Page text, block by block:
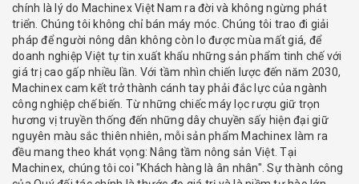
chính là lý do Machinex Việt Nam ra đời và không ngừng phát
triển. Chúng tôi không chỉ bán máy móc. Chúng tôi trao đi giải
pháp để người nông dân không còn lo được mùa mất giá, để
doanh nghiệp Việt tự tin xuất khẩu những sản phẩm tinh chế với
giá trị cao gấp nhiều lần. Với tầm nhìn chiến lược đến năm 2030,
Machinex cam kết trở thành cánh tay phải đắc lực của ngành
công nghiệp chế biến. Từ những chiếc máy lọc rượu giữ trọn
hương vị truyền thống đến những dây chuyền sấy hiện đại giữ
nguyên màu sắc thiên nhiên, mỗi sản phẩm Machinex làm ra
đều mang theo khát vọng: Nâng tầm nông sản Việt. Tại
Machinex, chúng tôi coi "Khách hàng là ân nhân". Sự thành công